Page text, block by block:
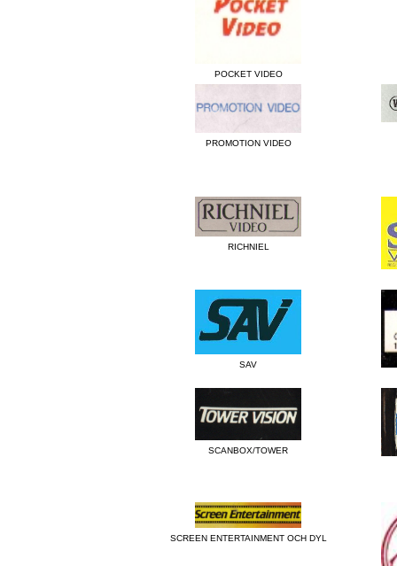
POCKET VIDEO
PROMOTION VIDEO
RICHNIEL
SAV
SCANBOX/TOWER
SCREEN ENTERTAINMENT OCH DYL